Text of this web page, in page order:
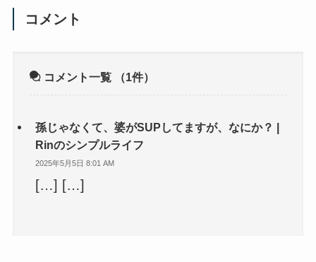
コメント
コメント一覧 （1件）
孫じゃなくて、婆がSUPしてますが、なにか？ |
Rinのシンプルライフ
2025年5月5日 8:01 AM
[…] […]